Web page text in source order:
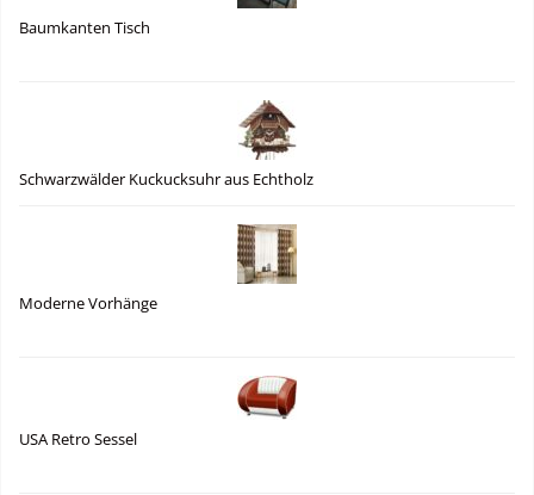
Baumkanten Tisch
Schwarzwälder Kuckucksuhr aus Echtholz
Moderne Vorhänge
USA Retro Sessel